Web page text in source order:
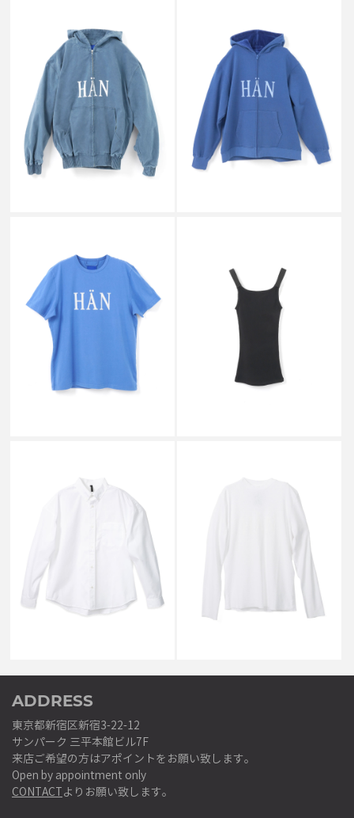
MATTHEW M WILLIAMS
GARMENT DYE WASHED
CANVAS JACKET BLUE
￥108,900
MATTHEW M WILLIAMS
OVERDYE BLUE MELANGE
ZIP HOODIE BLUE
￥56,100
MATTHEW M WILLIAMS
OVERDYE BLUE MELANGE
MATTHEW M WILLIAMS
MMW WEBBING TANK TOP
￥16,500
MATTHEW M WILLIAMS
MMW POPLIN BUTTON UP
MATTHEW M WILLIAMS
LONGSLEEVE TSHIRT WHITE
ADDRESS
東京都新宿区新宿3-22-12
サンパーク 三平本館ビル7F
来店ご希望の方はアポイントをお願い致します。
Open by appointment only
CONTACTよりお願い致します。